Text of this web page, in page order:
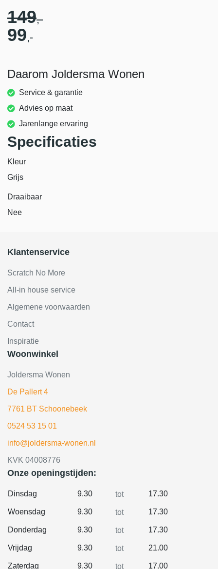
149,-
99,-
Daarom Joldersma Wonen
Service & garantie
Advies op maat
Jarenlange ervaring
Specificaties
Kleur
Grijs
Draaibaar
Nee
Klantenservice
Scratch No More
All-in house service
Algemene voorwaarden
Contact
Inspiratie
Woonwinkel
Joldersma Wonen
De Pallert 4
7761 BT Schoonebeek
0524 53 15 01
info@joldersma-wonen.nl
KVK 04008776
Onze openingstijden:
Dinsdag 9.30 tot 17.30
Woensdag 9.30 tot 17.30
Donderdag 9.30 tot 17.30
Vrijdag 9.30 tot 21.00
Zaterdag 9.30 tot 17.00